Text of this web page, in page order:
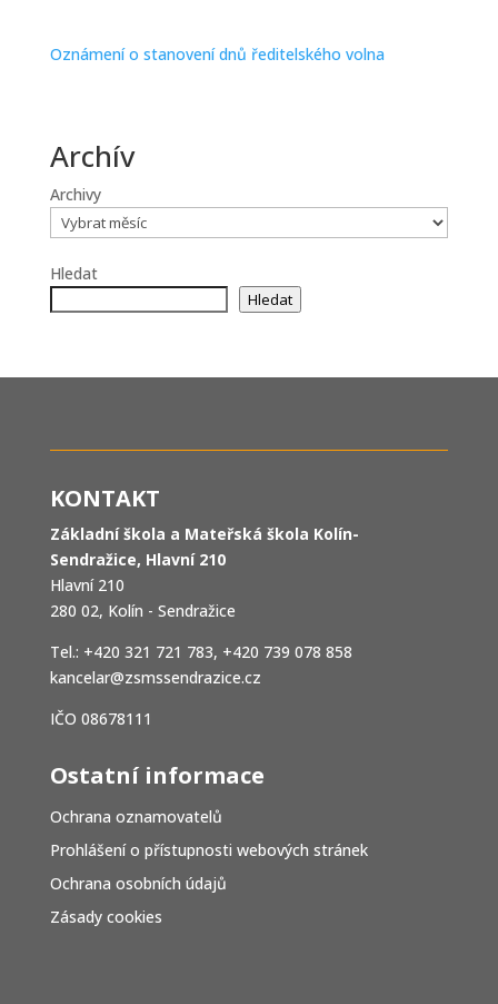
Oznámení o stanovení dnů ředitelského volna
Archív
Archivy
Hledat
Hledat
KONTAKT
Základní škola a Mateřská škola Kolín-
Sendražice, Hlavní 210
Hlavní 210
280 02, Kolín - Sendražice
Tel.: +420 321 721 783, +420 739 078 858
kancelar@zsmssendrazice.cz
IČO 08678111
Ostatní informace
Ochrana oznamovatelů
Prohlášení o přístupnosti webových stránek
Ochrana osobních údajů
Zásady cookies